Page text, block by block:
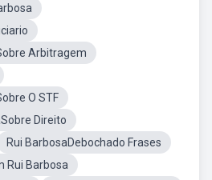
Arbitragem
O STF
Direito
Rui BarbosaDebochado Frases
Rui Barbosa